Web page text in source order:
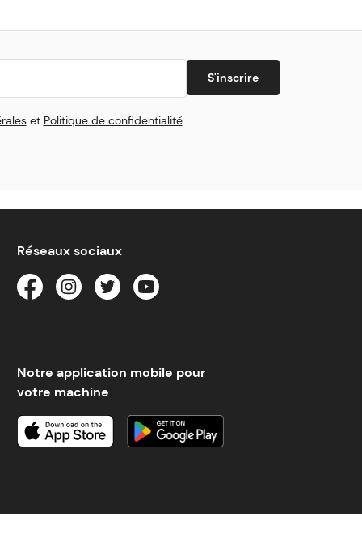
S'inscrire
et Politique de confidentialité
Réseaux sociaux
Notre application mobile pour
votre machine